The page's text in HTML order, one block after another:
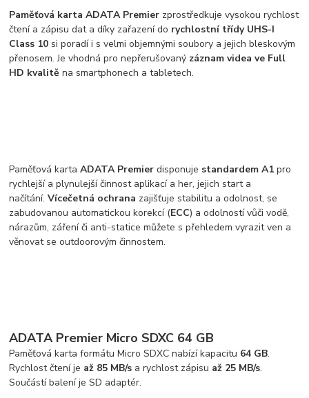
Paměťová karta ADATA Premier zprostředkuje vysokou rychlost
čtení a zápisu dat a díky zařazení do rychlostní třídy UHS-I
Class 10 si poradí i s velmi objemnými soubory a jejich bleskovým
přenosem. Je vhodná pro nepřerušovaný záznam videa ve Full
HD kvalitě na smartphonech a tabletech.
Paměťová kartaADATA Premierdisponuje standardem A1 pro
rychlejší a plynulejší činnost aplikací a her, jejich start a
načítání.Vícečetná ochrana zajišťuje stabilitu a odolnost, se
zabudovanou automatickou korekcí (ECC) a odolností vůči vodě,
nárazům, záření či anti-statice můžete s přehledem vyrazit ven a
věnovat se outdoorovým činnostem.
ADATA Premier Micro SDXC 64 GB
Paměťová karta formátu Micro SDXC nabízí kapacitu 64 GB.
Rychlost čtení je až 85 MB/s a rychlost zápisu až 25 MB/s.
Součástí balení je SD adaptér.